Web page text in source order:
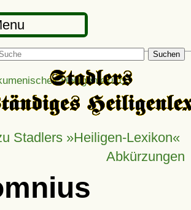
Suchen
Stadlers »Heiligen-Lexikon«
Abkürzungen
Heiligenlexikon